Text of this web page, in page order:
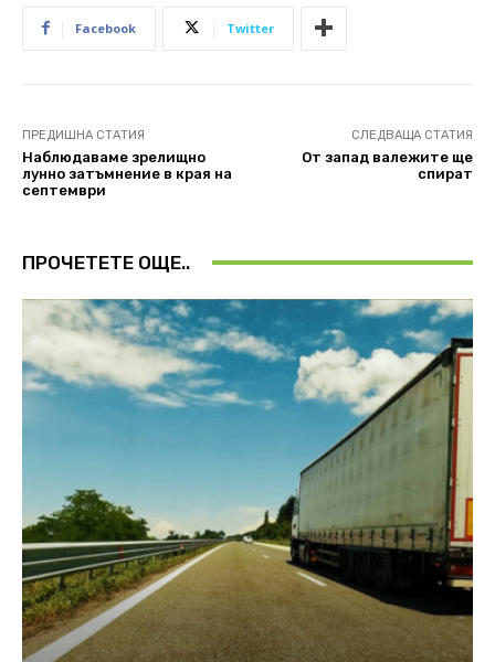
Facebook Twitter
ПРЕДИШНА СТАТИЯ
Наблюдаваме зрелищно
лунно затъмнение в края на
септември
СЛЕДВАЩА СТАТИЯ
От запад валежите ще
спират
ПРОЧЕТЕТЕ ОЩЕ..